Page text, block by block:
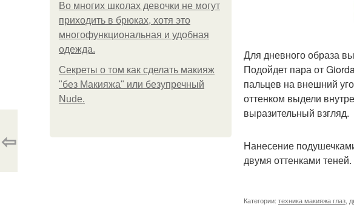
Во многих школах девочки не могут
приходить в брюках, хотя это
многофункциональная и удобная
одежда.
Секреты о том как сделать макияж
"без Макияжа" или безупречный
Nude.
Для дневного образа
Подойдет пара от
пальцев на внешний
оттенком выдели
выразительный взгляд.
Нанесение
двумя оттенками теней.
Категории: техника макияжа глаз
⇦